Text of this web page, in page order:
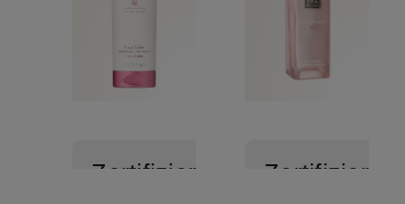
Zertifiziert Zertifiziert